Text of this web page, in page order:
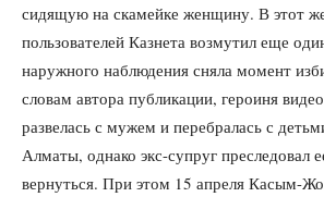
сидящую на скамейке женщину. В этот
пользователей Казнета возмутил еще
наружного наблюдения сняла момент
словам автора публикации, героиня
развелась с мужем и перебралась с
Алматы, однако экс-супруг преследовал
вернуться. При этом 15 апреля Касым-